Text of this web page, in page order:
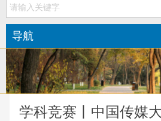
导航
学科竞赛丨中国传媒